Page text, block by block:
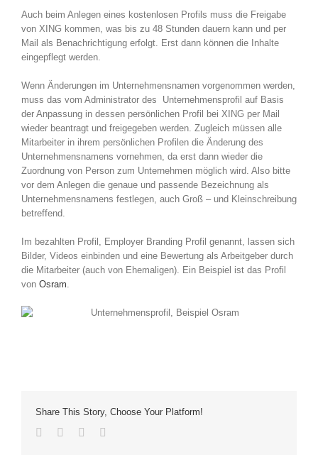
Auch beim Anlegen eines kostenlosen Profils muss die Freigabe
von XING kommen, was bis zu 48 Stunden dauern kann und per
Mail als Benachrichtigung erfolgt. Erst dann können die Inhalte
eingepflegt werden.
Wenn Änderungen im Unternehmensnamen vorgenommen werden,
muss das vom Administrator des Unternehmensprofil auf Basis
der Anpassung in dessen persönlichen Profil bei XING per Mail
wieder beantragt und freigegeben werden. Zugleich müssen alle
Mitarbeiter in ihrem persönlichen Profilen die Änderung des
Unternehmensnamens vornehmen, da erst dann wieder die
Zuordnung von Person zum Unternehmen möglich wird. Also bitte
vor dem Anlegen die genaue und passende Bezeichnung als
Unternehmensnamens festlegen, auch Groß – und Kleinschreibung
betreffend.
Im bezahlten Profil, Employer Branding Profil genannt, lassen sich
Bilder, Videos einbinden und eine Bewertung als Arbeitgeber durch
die Mitarbeiter (auch von Ehemaligen). Ein Beispiel ist das Profil
von Osram.
Share This Story, Choose Your Platform!
Facebook
TwitterLinkedIn